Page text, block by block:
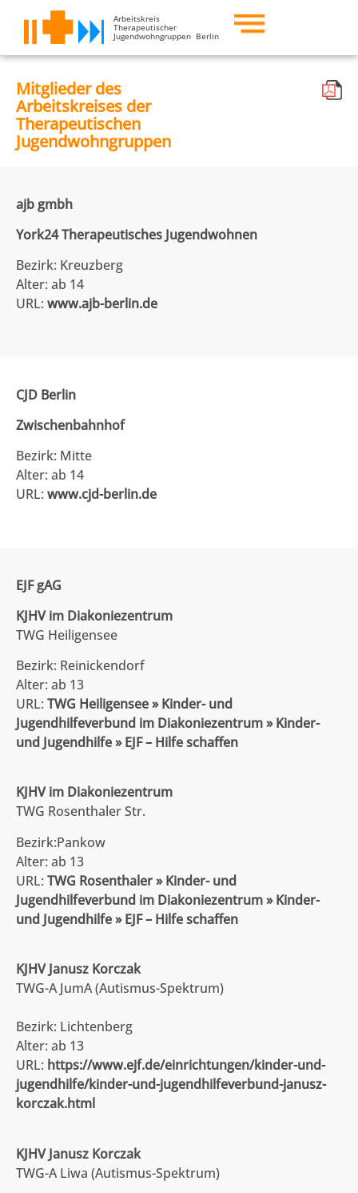
Arbeitskreis
Therapeutischer
Jugendwohngruppen Berlin
Mitglieder des
Arbeitskreises der
Therapeutischen
Jugendwohngruppen
ajb gmbh
York24 Therapeutisches Jugendwohnen
Bezirk: Kreuzberg
Alter: ab 14
URL: www.ajb-berlin.de
CJD Berlin
Zwischenbahnhof
Bezirk: Mitte
Alter: ab 14
URL: www.cjd-berlin.de
EJF gAG
KJHV im Diakoniezentrum
TWG Heiligensee
Bezirk: Reinickendorf
Alter: ab 13
URL: TWG Heiligensee » Kinder- und
Jugendhilfeverbund im Diakoniezentrum » Kinder-
und Jugendhilfe » EJF – Hilfe schaffen
KJHV im Diakoniezentrum
TWG Rosenthaler Str.
Bezirk:Pankow
Alter: ab 13
URL: TWG Rosenthaler » Kinder- und
Jugendhilfeverbund im Diakoniezentrum » Kinder-
und Jugendhilfe » EJF – Hilfe schaffen
KJHV Janusz Korczak
TWG-A JumA (Autismus-Spektrum)
Bezirk: Lichtenberg
Alter: ab 13
URL: https://www.ejf.de/einrichtungen/kinder-und-
jugendhilfe/kinder-und-jugendhilfeverbund-janusz-
korczak.html
KJHV Janusz Korczak
TWG-A Liwa (Autismus-Spektrum)